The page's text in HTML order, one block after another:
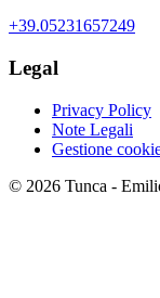
+39.05231657249
Legal
Privacy Policy
Note Legali
Gestione
© 2026 Tunca -